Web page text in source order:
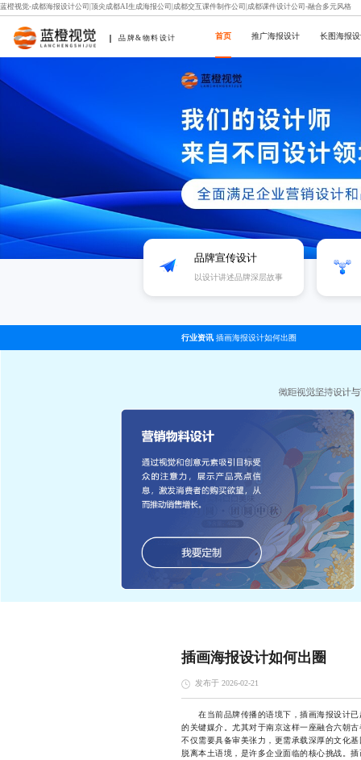
蓝橙视觉-成都海报设计公司|顶尖成都AI生成海报公司|成都交互课件制作公司|成都课件设计公司-融合多元风格
品牌&物料设计 首页 推广海报设计 长图海报
品牌宣传设计
以设计讲述品牌深层故事
行业资讯 插画海报设计如何出圈
插画海报设计如何出圈
发布于 2026-02-21
在当前品牌传播的语境下，插画海报设计已
的关键媒介。尤其对于南京这样一座融合六朝
不仅需要具备审美张力，更需承载深厚的文化
脱离本土语境，是许多企业面临的核心挑战。